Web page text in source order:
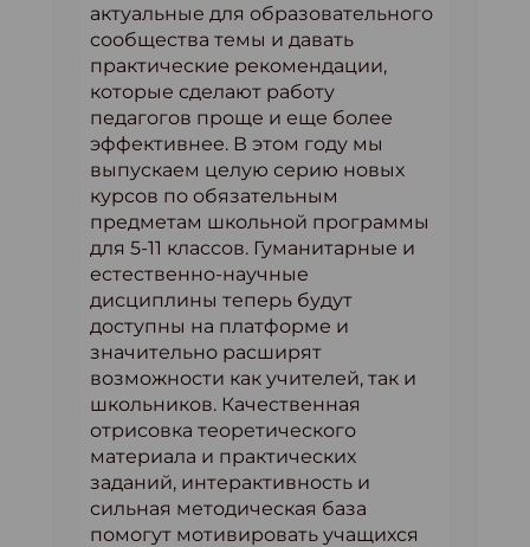
актуальные для образовательного
сообщества темы и давать
практические рекомендации,
которые сделают работу
педагогов проще и еще более
эффективнее. В этом году мы
выпускаем целую серию новых
курсов по обязательным
предметам школьной программы
для 5-11 классов. Гуманитарные и
естественно-научные
дисциплины теперь будут
доступны на платформе и
значительно расширят
возможности как учителей, так и
школьников. Качественная
отрисовка теоретического
материала и практических
заданий, интерактивность и
сильная методическая база
помогут мотивировать учащихся